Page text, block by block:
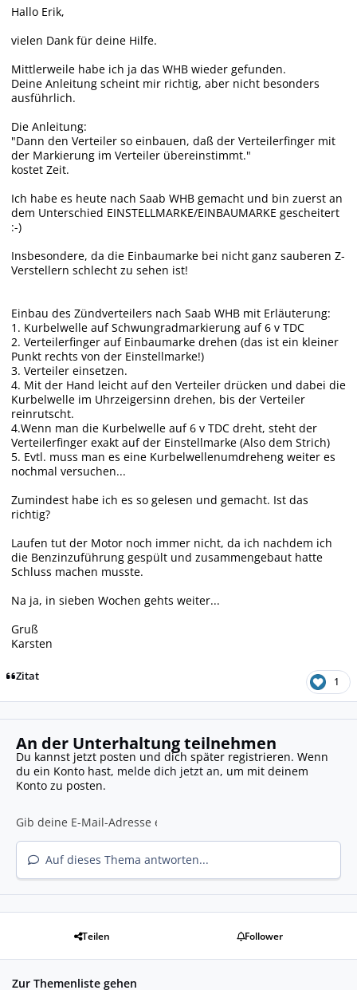
Hallo Erik,
vielen Dank für deine Hilfe.
Mittlerweile habe ich ja das WHB wieder gefunden.
Deine Anleitung scheint mir richtig, aber nicht besonders
ausführlich.
Die Anleitung:
"Dann den Verteiler so einbauen, daß der Verteilerfinger mit
der Markierung im Verteiler übereinstimmt."
kostet Zeit.
Ich habe es heute nach Saab WHB gemacht und bin zuerst an
dem Unterschied EINSTELLMARKE/EINBAUMARKE gescheitert
:-)
Insbesondere, da die Einbaumarke bei nicht ganz sauberen Z-
Verstellern schlecht zu sehen ist!
Einbau des Zündverteilers nach Saab WHB mit Erläuterung:
1. Kurbelwelle auf Schwungradmarkierung auf 6 v TDC
2. Verteilerfinger auf Einbaumarke drehen (das ist ein kleiner
Punkt rechts von der Einstellmarke!)
3. Verteiler einsetzen.
4. Mit der Hand leicht auf den Verteiler drücken und dabei die
Kurbelwelle im Uhrzeigersinn drehen, bis der Verteiler
reinrutscht.
4.Wenn man die Kurbelwelle auf 6 v TDC dreht, steht der
Verteilerfinger exakt auf der Einstellmarke (Also dem Strich)
5. Evtl. muss man es eine Kurbelwellenumdreheng weiter es
nochmal versuchen...
Zumindest habe ich es so gelesen und gemacht. Ist das
richtig?
Laufen tut der Motor noch immer nicht, da ich nachdem ich
die Benzinzuführung gespült und zusammengebaut hatte
Schluss machen musste.
Na ja, in sieben Wochen gehts weiter...
Gruß
Karsten
Zitat 1
An der Unterhaltung teilnehmen
Du kannst jetzt posten und dich später registrieren. Wenn
du ein Konto hast, melde dich jetzt an, um mit deinem
Konto zu posten.
Auf dieses Thema antworten...
Teilen Follower
Zur Themenliste gehen